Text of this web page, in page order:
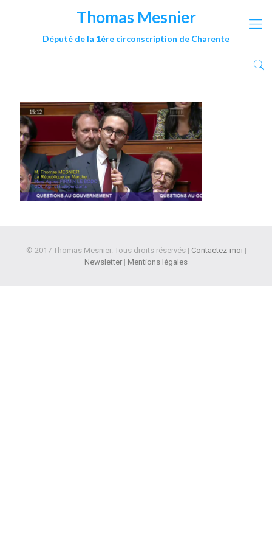
Thomas Mesnier
Député de la 1ère circonscription de Charente
© 2017 Thomas Mesnier. Tous droits réservés | Contactez-moi |
Newsletter | Mentions légales